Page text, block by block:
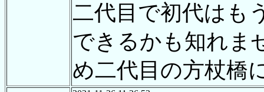
二代目で初代はも
できるかも知れま
め二代目の方杖橋